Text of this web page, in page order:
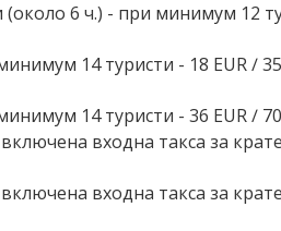
6 ч.) - при минимум 12
14 туристи - 18 EUR ∕
14 туристи - 36 EUR ∕
входна такса за
входна такса за